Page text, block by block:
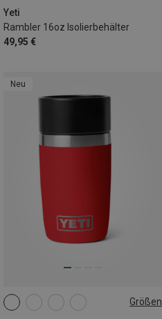
Yeti
Rambler 16oz Isolierbehälter
49,95 €
Neu
Größen
236ML